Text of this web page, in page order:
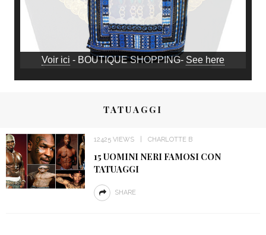
Voir ici - BOUTIQUE SHOPPING- See here
TATUAGGI
12425 VIEWS CHARLOTTE B
15 UOMINI NERI FAMOSI CON
TATUAGGI
SHARE